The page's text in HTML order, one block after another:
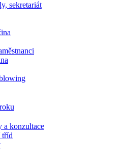
sekretariát
a konzultace
tříd